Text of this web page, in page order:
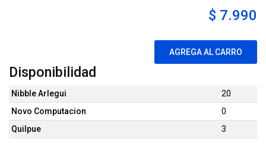
$ 7.990
AGREGA AL CARRO
Disponibilidad
Nibble Arlegui
20
Novo Computacion
0
Quilpue
3